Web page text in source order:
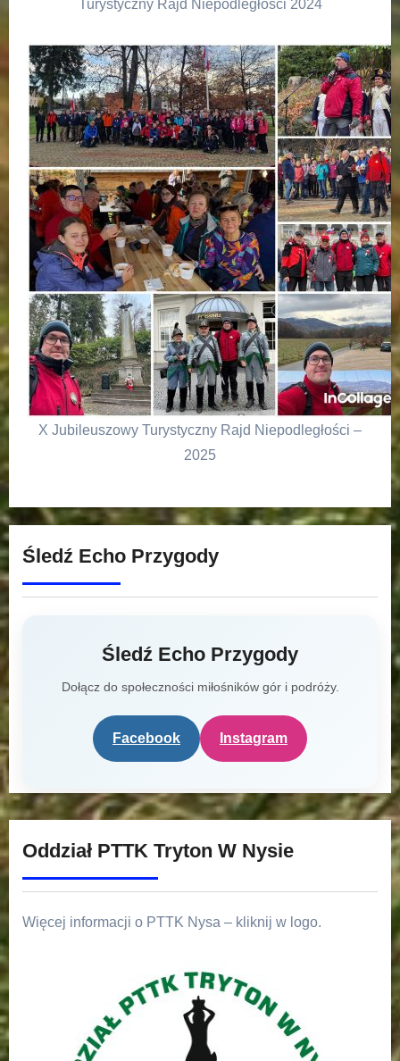
Turystyczny Rajd Niepodległości 2024
X Jubileuszowy Turystyczny Rajd Niepodległości –
2025
Śledź Echo Przygody
Śledź Echo Przygody
Dołącz do społeczności miłośników gór i podróży.
Facebook Instagram
Oddział PTTK Tryton W Nysie
Więcej informacji o PTTK Nysa – kliknij w logo.